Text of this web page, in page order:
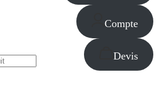
Compte
Devis